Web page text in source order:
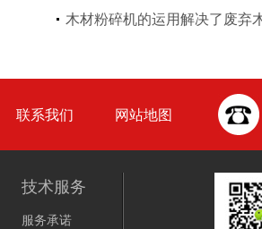
锯末粉碎机
木材粉碎机的运用解决了废弃
联系我们 网站地图
技术服务
服务承诺